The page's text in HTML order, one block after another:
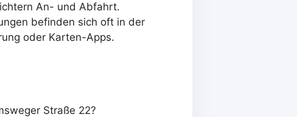
An- und Abfahrt.
befinden sich oft in der
oder Karten-Apps.
Straße 22?